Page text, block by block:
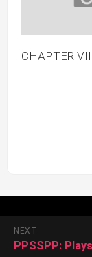
CHAPTER VII
NEXT